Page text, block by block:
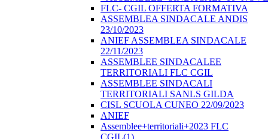
FLC- CGIL OFFERTA FORMATIVA
ASSEMBLEA SINDACALE ANDIS
23/10/2023
ANIEF ASSEMBLEA SINDACALE
22/11/2023
ASSEMBLEE SINDACALEE
TERRITORIALI FLC CGIL
ASSEMBLEE SINDACALI
TERRITORIALI SANLS GILDA
CISL SCUOLA CUNEO 22/09/2023
ANIEF
Assemblee+territoriali+2023 FLC